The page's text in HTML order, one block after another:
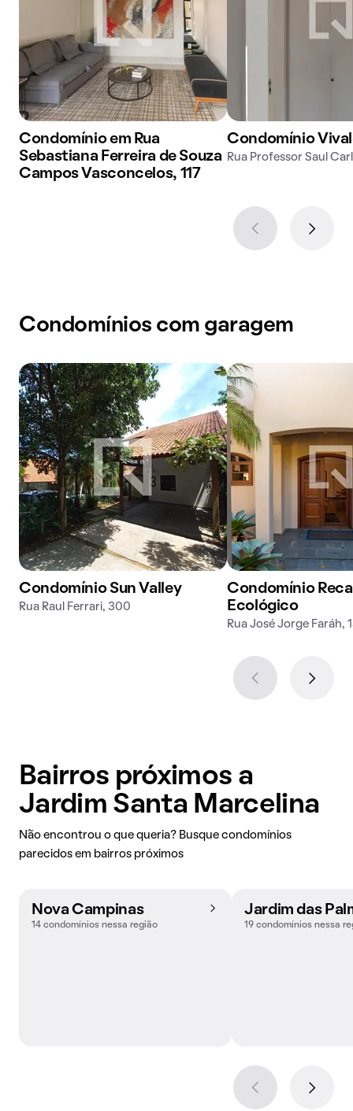
Condomínio em Rua
Sebastiana Ferreira de Souza
Campos Vasconcelos, 117
Condomínio
Rua Professor Saul
Condomínios com garagem
Condomínio Sun Valley
Rua Raul Ferrari, 300
Condomínio
Ecológico
Rua José Jorge Faráh,
Bairros próximos a
Jardim Santa Marcelina
Não encontrou o que queria? Busque condomínios
parecidos em bairros próximos
Nova Campinas
14 condomínios nessa região
Jardim das
19 condomínios nessa